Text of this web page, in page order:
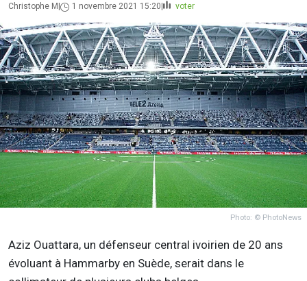
Christophe M 1 novembre 2021 15:20 voter
Photo: © PhotoNews
Aziz Ouattara, un défenseur central ivoirien de 20 ans
évoluant à Hammarby en Suède, serait dans le